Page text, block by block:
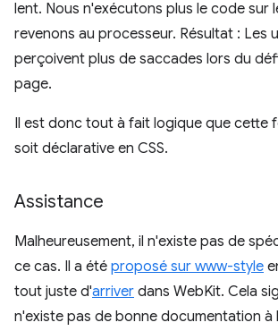
lent. Nous n'exécutons plus le code sur
revenons au processeur. Résultat : Les
perçoivent plus de saccades lors du
page.
Il est donc tout à fait logique que cette
soit déclarative en CSS.
Assistance
Malheureusement, il n'existe pas de
ce cas. Il a été proposé sur www-style
tout juste d'arriver dans WebKit. Cela
n'existe pas de bonne documentation à